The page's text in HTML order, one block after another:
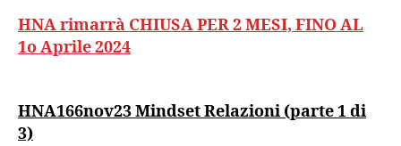
HNA rimarrà CHIUSA PER 2 MESI, FINO AL
1o Aprile 2024
HNA166nov23 Mindset Relazioni (parte 1 di
3)